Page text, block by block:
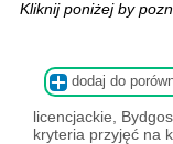
Kliknij poniżej by
dodaj do
licencjackie,
kryteria przyjęć na